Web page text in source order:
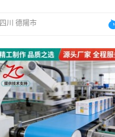
四川 德陽市